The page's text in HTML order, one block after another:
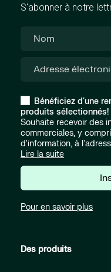
S'abonner à notre
Bénéficiez d'une
produits sélectionnés!
Souhaite recevoir des
commerciales, y
d'information, à
Lire la suite
Pour en savoir plus
Des produits